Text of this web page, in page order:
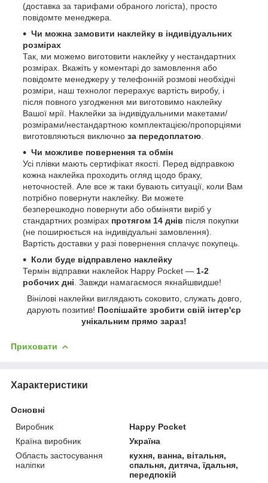
(доставка за тарифами обраного логіста), просто
повідомте менеджера.
Чи можна замовити наклейку в індивідуальних
розмірах
Так, ми можемо виготовити наклейку у нестандартних
розмірах. Вкажіть у коментарі до замовлення або
повідомте менеджеру у телефонній розмові необхідні
розміри, наш технолог перерахує вартість виробу, і
після повного узгодження ми виготовимо наклейку
Вашої мрії. Наклейки за індивідуальними макетами/
розмірами/нестандартною комплектацією/пропорціями
виготовляються виключно за передоплатою
Чи можливе повернення та обмін
Усі плівки мають сертифікат якості. Перед відправкою
кожна наклейка проходить огляд щодо браку,
неточностей. Але все ж таки бувають ситуації, коли Вам
потрібно повернути наклейку. Ви можете
безперешкодно повернути або обміняти виріб у
стандартних розмірах протягом 14 днів після покупки
(не поширюється на індивідуальні замовлення).
Вартість доставки у разі повернення сплачує покупець.
Коли буде відправлено наклейку
Термін відправки наклейок Happy Pocket — 1-2
робочих дні . Завжди намагаємося якнайшвидше!
Вінілові наклейки виглядають соковито, служать довго,
дарують позитив! Поспішайте зробити свій інтер'єр
унікальним прямо зараз!
Приховати
Характеристики
Основні
Виробник
Happy Pocket
Країна виробник
Україна
Область застосування
наліпки
кухня, ванна, вітальня,
спальня, дитяча, їдальня,
передпокій